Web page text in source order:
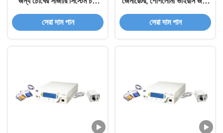
সংক্রান্ত প্লাজমা জেনারেটর
সেরা দাম পান
প্লাজমা জেনারেটর
সেরা দাম পান